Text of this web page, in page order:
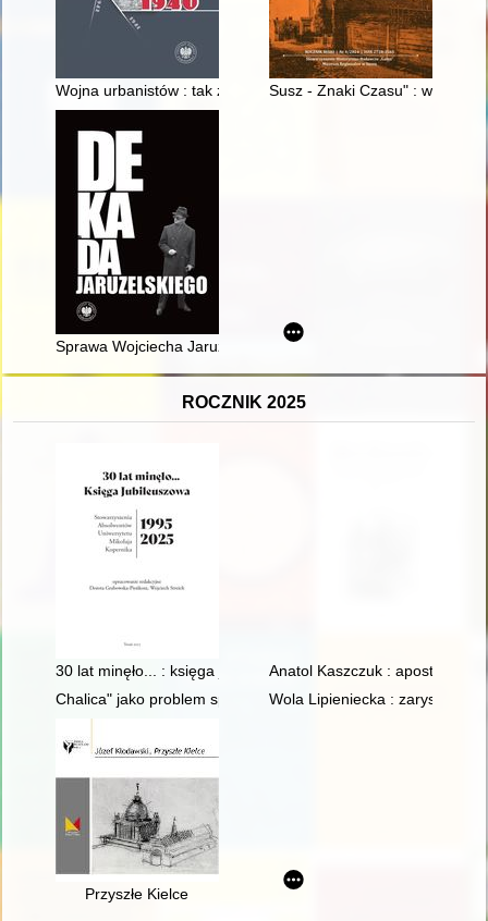
Wojna urbanistów : tak zwany plan Pabsta i polska
Susz - Znaki Czasu" :
Sprawa Wojciecha Jaruzelskiego : między historią a vox
ROCZNIK 2025
30 lat minęło... : księga jubileuszowa Stowarzyszenia
Anatol Kaszczuk : apostoł
Chalica" jako problem społeczno-prawny w międzywojennej
Wola Lipieniecka : zarys
Przyszłe Kielce